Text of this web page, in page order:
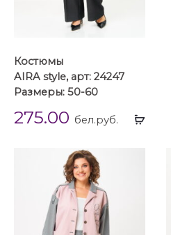
Костюмы
AIRA style, арт: 24247
Размеры: 50-60
275.00 бел.руб.